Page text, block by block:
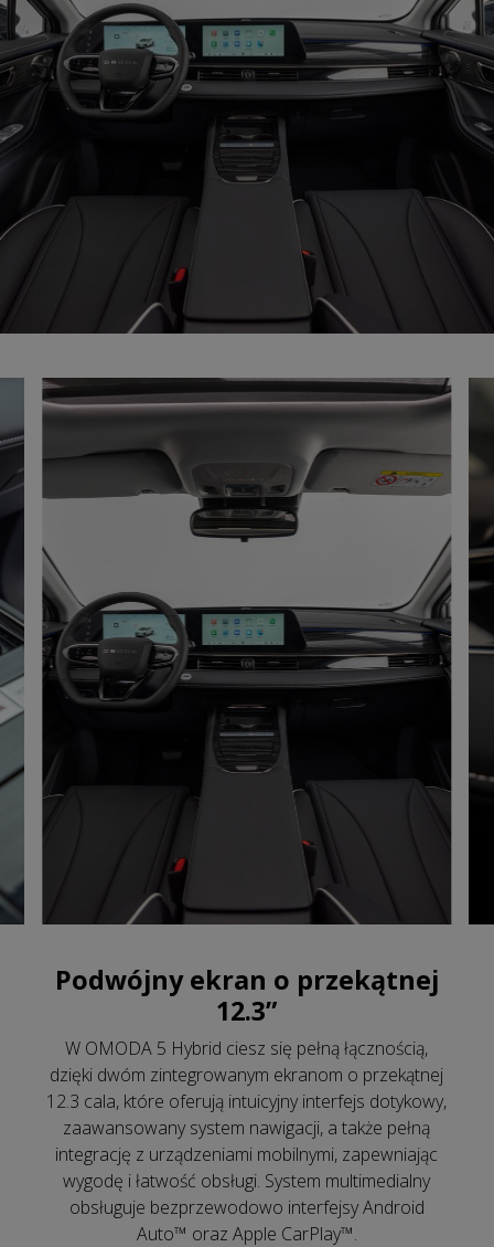
Podwójny ekran o przekątnej
12.3”
W OMODA 5 Hybrid ciesz się pełną łącznością,
dzięki dwóm zintegrowanym ekranom o przekątnej
12.3 cala, które oferują intuicyjny interfejs dotykowy,
zaawansowany system nawigacji, a także pełną
integrację z urządzeniami mobilnymi, zapewniając
wygodę i łatwość obsługi. System multimedialny
obsługuje bezprzewodowo interfejsy Android
Auto™ oraz Apple CarPlay™.